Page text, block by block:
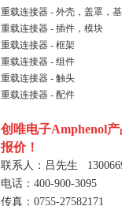
重载连接器 - 外壳，盖罩，
重载连接器 - 插件，模块
重载连接器 - 框架
重载连接器 - 组件
重载连接器 - 触头
重载连接器 - 配件
创唯电子Amphenol
报价！
联系人：吕先生
电话： 400-900-3095
传真： 0755-27582171